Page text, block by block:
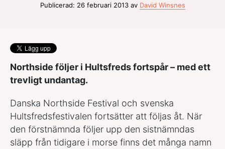
Publicerad: 26 februari 2013 av David Winsnes
Northside följer i Hultsfreds fortspår – med ett
trevligt undantag.
Danska Northside Festival och svenska
Hultsfredsfestivalen fortsätter att följas åt. När
den förstnämnda följer upp den sistnämndas
släpp från tidigare i morse finns det många namn